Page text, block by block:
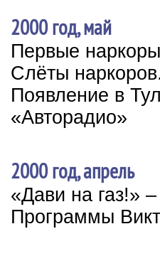
2000 год, май
Первые
Слёты
Появление в
«Авторадио»
2000 год, апрель
«Дави на газ!»
Программы